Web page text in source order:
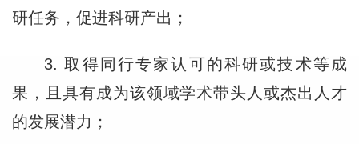
研任务，促进科研产出；
3. 取得同行专家认可的科研或技术等成
果，且具有成为该领域学术带头人或杰出人才
的发展潜力；